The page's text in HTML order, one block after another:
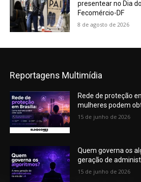
presentear no Dia
Fecomércio-DF
8 de agosto de 2026
Reportagens Multimídia
Rede de proteção
mulheres podem
15 de junho de 2026
Quem governa os
geração de
15 de junho de 2026